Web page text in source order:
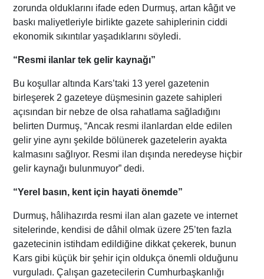
zorunda olduklarını ifade eden Durmuş, artan kâğıt ve
baskı maliyetleriyle birlikte gazete sahiplerinin ciddi
ekonomik sıkıntılar yaşadıklarını söyledi.
“Resmi ilanlar tek gelir kaynağı”
Bu koşullar altında Kars’taki 13 yerel gazetenin
birleşerek 2 gazeteye düşmesinin gazete sahipleri
açısından bir nebze de olsa rahatlama sağladığını
belirten Durmuş, “Ancak resmi ilanlardan elde edilen
gelir yine aynı şekilde bölünerek gazetelerin ayakta
kalmasını sağlıyor. Resmi ilan dışında neredeyse hiçbir
gelir kaynağı bulunmuyor” dedi.
“Yerel basın, kent için hayati önemde”
Durmuş, hâlihazırda resmi ilan alan gazete ve internet
sitelerinde, kendisi de dâhil olmak üzere 25’ten fazla
gazetecinin istihdam edildiğine dikkat çekerek, bunun
Kars gibi küçük bir şehir için oldukça önemli olduğunu
vurguladı. Çalışan gazetecilerin Cumhurbaşkanlığı